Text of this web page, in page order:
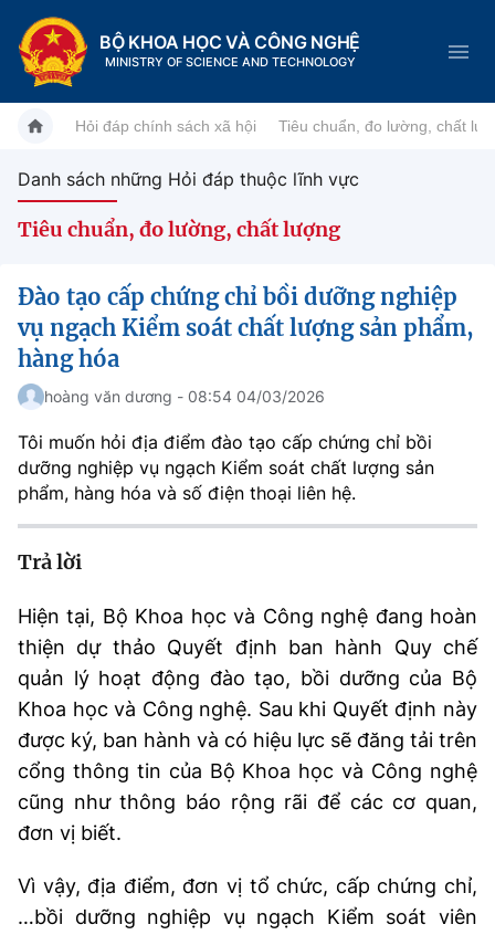
BỘ KHOA HỌC VÀ CÔNG NGHỆ
MINISTRY OF SCIENCE AND TECHNOLOGY
Giới thiệu
Chức năng nhiệm vụ
Lịch sử phát triển
Sở Khoa học và Công nghệ
Tin tức sự kiện
Đổi mới sáng tạo
Chuyển đổi số
Sở hữu trí tuệ
Tiêu chuẩn, đo lường, chất lượng
Năng lượng nguyên tử
Tin tổng hợp
Hệ thống văn bản
Văn bản QPPL
Văn bản chỉ đạo điều hành
Lấy ý kiến người dân về dự thảo VBQPPL
THỐNG KÊ
Khoa học và Công nghệ
Đổi mới sáng tạo
Chuyển đổi số
Bưu chính, Viễn thông
Sở hữu trí tuệ
Tiêu chuẩn, đo lường, chất lượng
Multimedia
THƯ ĐIỆN TỬ
Khác
Videos
Infographic
Voice
Hỏi đáp chính sách xã hội Tiêu chuẩn, đo lường, chất
Danh sách những Hỏi đáp thuộc lĩnh vực
Tiêu chuẩn, đo lường, chất lượng
Đào tạo cấp chứng chỉ bồi dưỡng nghiệp
vụ ngạch Kiểm soát chất lượng sản phẩm,
hàng hóa
hoàng văn dương - 08:54 04/03/2026
Tôi muốn hỏi địa điểm đào tạo cấp chứng chỉ bồi
dưỡng nghiệp vụ ngạch Kiểm soát chất lượng sản
phẩm, hàng hóa và số điện thoại liên hệ.
Trả lời
Hiện tại, Bộ Khoa học và Công nghệ đang hoàn
thiện dự thảo Quyết định ban hành Quy chế
quản lý hoạt động đào tạo, bồi dưỡng của Bộ
Khoa học và Công nghệ. Sau khi Quyết định này
được ký, ban hành và có hiệu lực sẽ đăng tải trên
cổng thông tin của Bộ Khoa học và Công nghệ
cũng như thông báo rộng rãi để các cơ quan,
đơn vị biết.
Vì vậy, địa điểm, đơn vị tổ chức, cấp chứng chỉ,
…bồi dưỡng nghiệp vụ ngạch Kiểm soát viên